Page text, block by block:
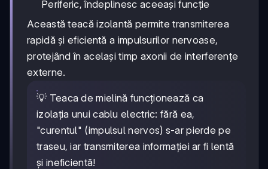
Periferic, îndeplinesc aceeași funcție
Această teacă izolantă permite transmiterea
rapidă și eficientă a impulsurilor nervoase,
protejând în același timp axonii de interferențe
externe.
💡 Teaca de mielină funcționează ca
izolația unui cablu electric: fără ea,
"curentul" (impulsul nervos) s-ar pierde pe
traseu, iar transmiterea informației ar fi lentă
și ineficientă!